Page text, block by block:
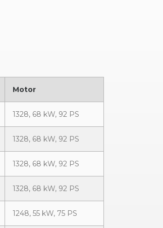
Motor
1328, 68 kW, 92 PS
1328, 68 kW, 92 PS
1328, 68 kW, 92 PS
1328, 68 kW, 92 PS
1248, 55 kW, 75 PS